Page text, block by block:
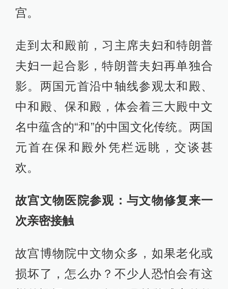
宫。
走到太和殿前，习主席夫妇和特朗普
夫妇一起合影，特朗普夫妇再单独合
影。两国元首沿中轴线参观太和殿、
中和殿、保和殿，体会着三大殿中文
名中蕴含的“和”的中国文化传统。两国
元首在保和殿外凭栏远眺，交谈甚
欢。
故宫文物医院参观：与文物修复来一
次亲密接触
故宫博物院中文物众多，如果老化或
损坏了，怎么办？不少人恐怕会有这